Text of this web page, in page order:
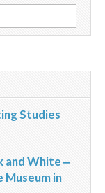
Studies
and White ‒
in